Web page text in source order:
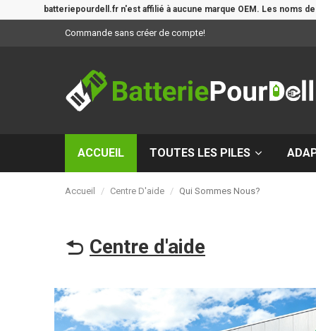
batteriepourdell.fr n'est affilié à aucune marque OEM. Les noms
Commande sans créer de compte!
ACCUEIL TOUTES LES PILES
Accueil Centre D'aide Qui Sommes Nous?
Centre d'aide